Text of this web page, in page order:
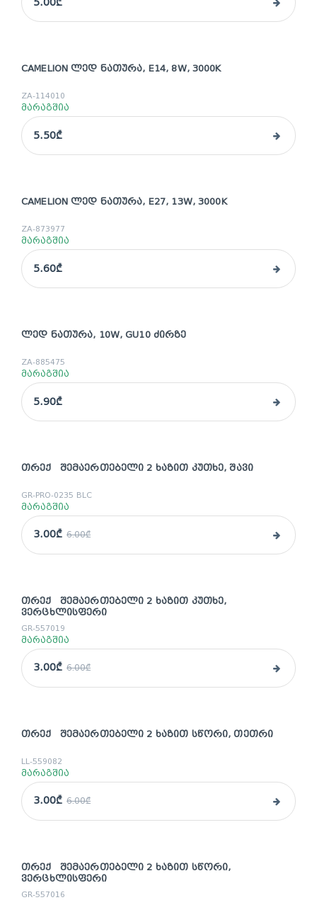
CAMELION ᲚᲔᲓ ᲜᲐᲗᲣᲠᲐ, E14, 8W, 3000K
ZA-114010
მარაგშია
5.50₾
CAMELION ᲚᲔᲓ ᲜᲐᲗᲣᲠᲐ, E27, 13W, 3000K
ZA-873977
მარაგშია
5.60₾
ᲚᲔᲓ ᲜᲐᲗᲣᲠᲐ, 10W, GU10 ᲫᲘᲠᲖᲔ
ZA-885475
მარაგშია
5.90₾
sale
ᲗᲠᲔᲥ ᲨᲔᲛᲐᲔᲠᲗᲔᲑᲔᲚᲘ 2 ᲮᲐᲖᲘᲗ ᲙᲣᲗᲮᲔ, ᲨᲐᲕᲘ
GR-PRO-0235 BLC
მარაგშია
3.00₾ 6.00₾
sale
ᲗᲠᲔᲥ ᲨᲔᲛᲐᲔᲠᲗᲔᲑᲔᲚᲘ 2 ᲮᲐᲖᲘᲗ ᲙᲣᲗᲮᲔ,
ᲕᲔᲠᲪᲮᲚᲘᲡᲤᲔᲠᲘ
GR-557019
მარაგშია
3.00₾ 6.00₾
sale
ᲗᲠᲔᲥ ᲨᲔᲛᲐᲔᲠᲗᲔᲑᲔᲚᲘ 2 ᲮᲐᲖᲘᲗ ᲡᲬᲝᲠᲘ, ᲗᲔᲗᲠᲘ
LL-559082
მარაგშია
3.00₾ 6.00₾
sale
ᲗᲠᲔᲥ ᲨᲔᲛᲐᲔᲠᲗᲔᲑᲔᲚᲘ 2 ᲮᲐᲖᲘᲗ ᲡᲬᲝᲠᲘ,
ᲕᲔᲠᲪᲮᲚᲘᲡᲤᲔᲠᲘ
GR-557016